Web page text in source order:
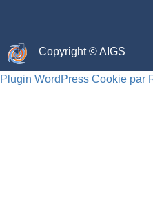
Copyright © AIGS​
Plugin WordPress Cookie par